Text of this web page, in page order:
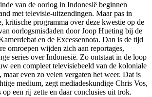
van de oorlog in Indonesië beginnen
met televisie-uitzendingen. Maar pas in
kritische programma over deze kwestie op de
oorlogsmisdaden door Joop Hueting bij de
en de Excessennota. Dan is de tijd
omroepen wijden zich aan reportages,
series over Indonesië. Zo ontstaat in de loop
een compleet televisiebeeld van de koloniale
even zo velen vergaten het weer. Dat is
medium, zegt mediadeskundige Chris Vos,
op een rij zette en daar conclusies uit trok.